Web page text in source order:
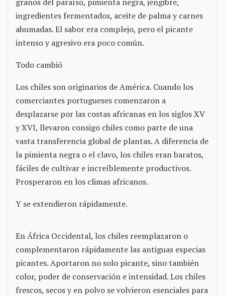
ingredientes fermentados, aceite de palma y carnes
ahumadas. El sabor era complejo, pero el picante
intenso y agresivo era poco común.
Todo cambió
Los chiles son originarios de América. Cuando los
comerciantes portugueses comenzaron a
desplazarse por las costas africanas en los siglos XV
y XVI, llevaron consigo chiles como parte de una
vasta transferencia global de plantas. A diferencia de
la pimienta negra o el clavo, los chiles eran baratos,
fáciles de cultivar e increíblemente productivos.
Prosperaron en los climas africanos.
Y se extendieron rápidamente.
En África Occidental, los chiles reemplazaron o
complementaron rápidamente las antiguas especias
picantes. Aportaron no solo picante, sino también
color, poder de conservación e intensidad. Los chiles
frescos, secos y en polvo se volvieron esenciales para